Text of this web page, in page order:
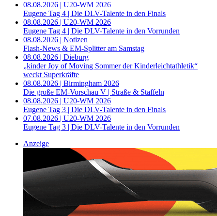
08.08.2026 | U20-WM 2026
Eugene Tag 4 | Die DLV-Talente in den Finals
08.08.2026 | U20-WM 2026
Eugene Tag 4 | Die DLV-Talente in den Vorrunden
08.08.2026 | Notizen
Flash-News & EM-Splitter am Samstag
08.08.2026 | Dieburg
„kinder Joy of Moving Sommer der Kinderleichtathletik“
weckt Superkräfte
08.08.2026 | Birmingham 2026
Die große EM-Vorschau V | Straße & Staffeln
08.08.2026 | U20-WM 2026
Eugene Tag 3 | Die DLV-Talente in den Finals
07.08.2026 | U20-WM 2026
Eugene Tag 3 | Die DLV-Talente in den Vorrunden
Anzeige